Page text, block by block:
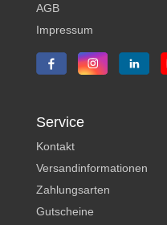
AGB
Impressum
Service
Kontakt
Versandinformationen
Zahlungsarten
Gutscheine